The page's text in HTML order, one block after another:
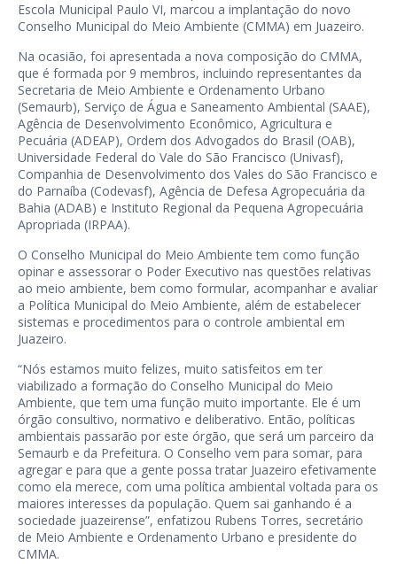
Escola Municipal Paulo VI, marcou a implantação do novo
Conselho Municipal do Meio Ambiente (CMMA) em Juazeiro.
Na ocasião, foi apresentada a nova composição do CMMA,
que é formada por 9 membros, incluindo representantes da
Secretaria de Meio Ambiente e Ordenamento Urbano
(Semaurb), Serviço de Água e Saneamento Ambiental (SAAE),
Agência de Desenvolvimento Econômico, Agricultura e
Pecuária (ADEAP), Ordem dos Advogados do Brasil (OAB),
Universidade Federal do Vale do São Francisco (Univasf),
Companhia de Desenvolvimento dos Vales do São Francisco e
do Parnaíba (Codevasf), Agência de Defesa Agropecuária da
Bahia (ADAB) e Instituto Regional da Pequena Agropecuária
Apropriada (IRPAA).
O Conselho Municipal do Meio Ambiente tem como função
opinar e assessorar o Poder Executivo nas questões relativas
ao meio ambiente, bem como formular, acompanhar e avaliar
a Política Municipal do Meio Ambiente, além de estabelecer
sistemas e procedimentos para o controle ambiental em
Juazeiro.
“Nós estamos muito felizes, muito satisfeitos em ter
viabilizado a formação do Conselho Municipal do Meio
Ambiente, que tem uma função muito importante. Ele é um
órgão consultivo, normativo e deliberativo. Então, políticas
ambientais passarão por este órgão, que será um parceiro da
Semaurb e da Prefeitura. O Conselho vem para somar, para
agregar e para que a gente possa tratar Juazeiro efetivamente
como ela merece, com uma política ambiental voltada para os
maiores interesses da população. Quem sai ganhando é a
sociedade juazeirense”, enfatizou Rubens Torres, secretário
de Meio Ambiente e Ordenamento Urbano e presidente do
CMMA.